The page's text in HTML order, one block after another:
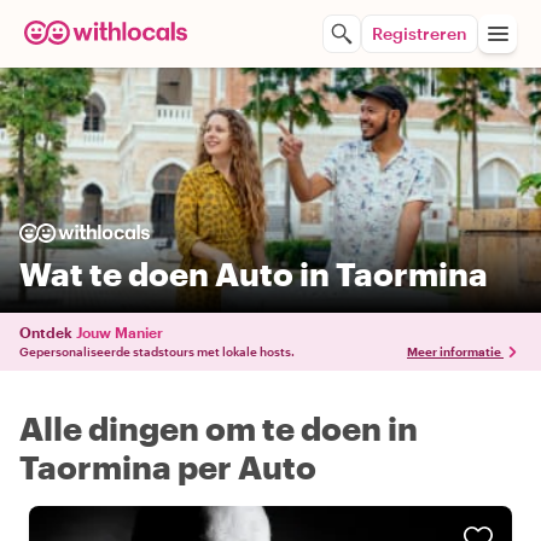
Registreren
Wat te doen Auto in Taormina
Ontdek Jouw Manier
Gepersonaliseerde stadstours met lokale hosts. Meer informatie
Alle dingen om te doen in
Taormina per Auto